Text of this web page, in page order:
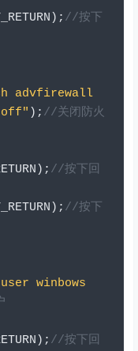
); //按下
advfirewall
); //关闭防火
); //按下回
); //按下
winbows
); //按下回